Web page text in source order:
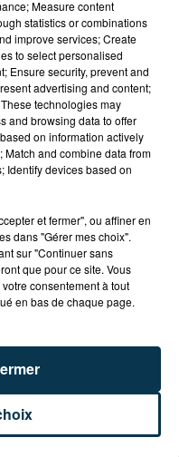
PREND UN
DE...
Measure content
statistics or combinations
improve services; Create
to select personalised
Ensure security, prevent and
advertising and content;
technologies may
and browsing data to offer
on information actively
and combine data from
Identify devices based on
et fermer", ou affiner en
dans "Gérer mes choix".
sur "Continuer sans
que pour ce site. Vous
consentement à tout
en bas de chaque page.